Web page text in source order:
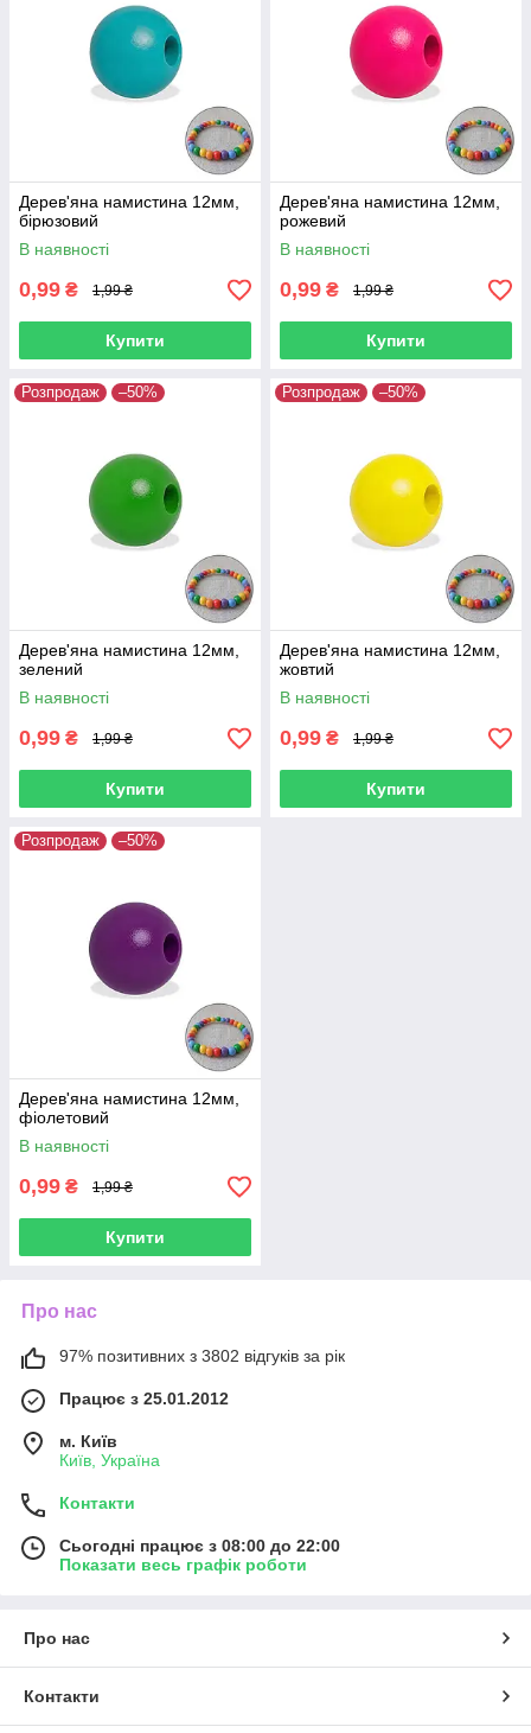
Дерев'яна намистина 12мм,
бірюзовий
В наявності
0,99 ₴ 1,99 ₴
Купити
Дерев'яна намистина 12мм,
рожевий
В наявності
0,99 ₴ 1,99 ₴
Купити
Розпродаж –50%
Дерев'яна намистина 12мм,
зелений
В наявності
0,99 ₴ 1,99 ₴
Купити
Розпродаж –50%
Дерев'яна намистина 12мм,
жовтий
В наявності
0,99 ₴ 1,99 ₴
Купити
Розпродаж –50%
Дерев'яна намистина 12мм,
фіолетовий
В наявності
0,99 ₴ 1,99 ₴
Купити
Про нас
97% позитивних з 3802 відгуків за рік
Працює з 25.01.2012
м. Київ
Київ, Україна
Контакти
Сьогодні працює з 08:00 до 22:00
Показати весь графік роботи
Про нас
Контакти